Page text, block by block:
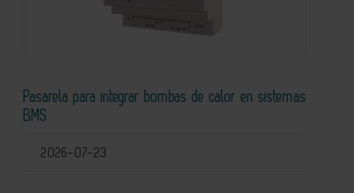
Pasarela para integrar bombas de calor en sistemas
BMS
2026-07-23